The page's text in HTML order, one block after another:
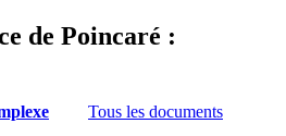
de Poincaré :
Tous les documents